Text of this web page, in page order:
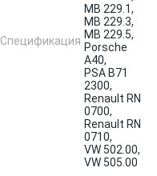
Спецификация
MB 229.1,
MB 229.3,
MB 229.5,
Porsche
A40,
PSA B71
2300,
Renault RN
0700,
Renault RN
0710,
VW 502.00,
VW 505.00